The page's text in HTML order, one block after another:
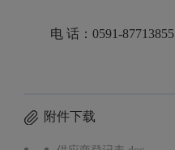
电 话：0591-87713855
附件下载